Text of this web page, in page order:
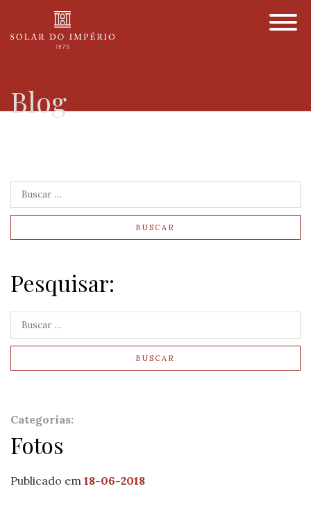
Blog
BUSCAR
Pesquisar:
BUSCAR
Categorias:
Fotos
Publicado em 18-06-2018